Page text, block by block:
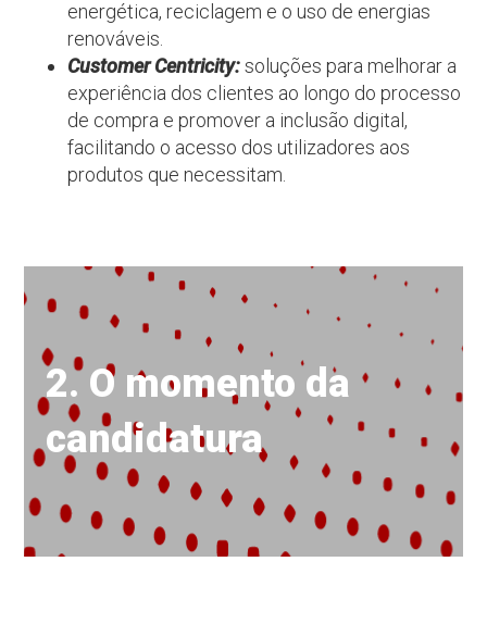
energética, reciclagem e o uso de energias
renováveis.
Customer Centricity:soluções para melhorar a
experiência dos clientes ao longo do processo
de compra e promover a inclusão digital,
facilitando o acesso dos utilizadores aos
produtos que necessitam.
2. O momento da
candidatura